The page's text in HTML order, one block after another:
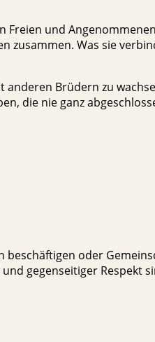
Freien und
zusammen. Was sie
Brüdern zu
die nie ganz
oder
gegenseitiger Respekt